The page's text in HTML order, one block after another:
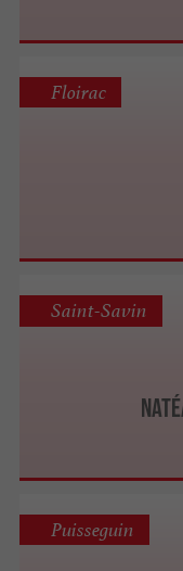
Floirac
Saint-Savin
Puisseguin